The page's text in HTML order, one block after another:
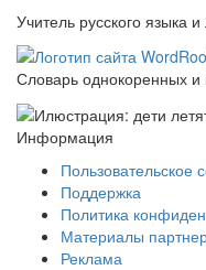
Учитель русского языка
Словарь однокоренных
Информация
Пользовательское
Поддержка
Политика
Материалы
Реклама